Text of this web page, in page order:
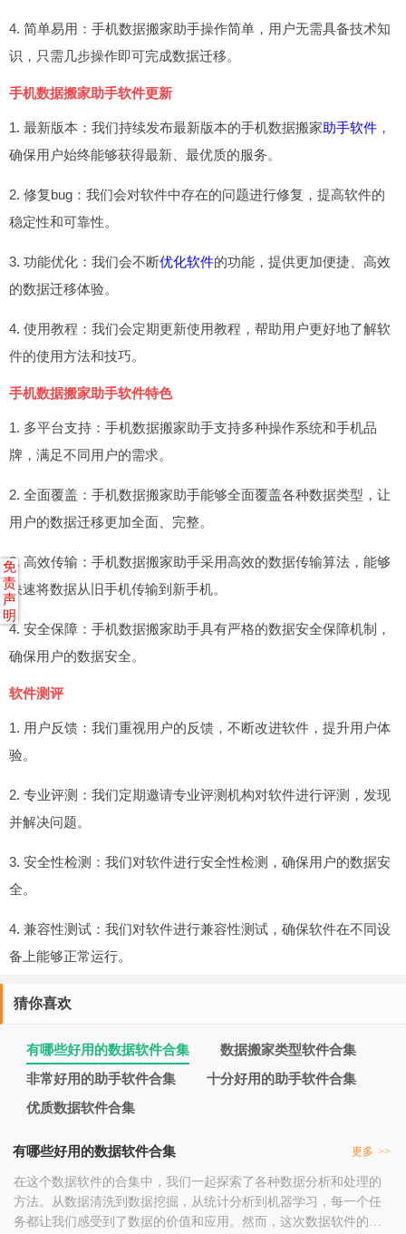
4. 简单易用：手机数据搬家助手操作简单，用户无需具备技术知
识，只需几步操作即可完成数据迁移。
手机数据搬家助手软件更新
1. 最新版本：我们持续发布最新版本的手机数据搬家助手软件 ，
确保用户始终能够获得最新、最优质的服务。
2. 修复bug：我们会对软件中存在的问题进行修复，提高软件的
稳定性和可靠性。
3. 功能优化：我们会不断优化软件的功能，提供更加便捷、高效
的数据迁移体验。
4. 使用教程：我们会定期更新使用教程，帮助用户更好地了解软
件的使用方法和技巧。
手机数据搬家助手软件特色
1. 多平台支持：手机数据搬家助手支持多种操作系统和手机品
牌，满足不同用户的需求。
2. 全面覆盖：手机数据搬家助手能够全面覆盖各种数据类型，让
用户的数据迁移更加全面、完整。
3. 高效传输：手机数据搬家助手采用高效的数据传输算法，能够
快速将数据从旧手机传输到新手机。
4. 安全保障：手机数据搬家助手具有严格的数据安全保障机制，
确保用户的数据安全。
软件测评
1. 用户反馈：我们重视用户的反馈，不断改进软件，提升用户体
验。
2. 专业评测：我们定期邀请专业评测机构对软件进行评测，发现
并解决问题。
3. 安全性检测：我们对软件进行安全性检测，确保用户的数据安
全。
4. 兼容性测试：我们对软件进行兼容性测试，确保软件在不同设
备上能够正常运行。
猜你喜欢
有哪些好用的数据软件合集
数据搬家类型软件合集
非常好用的助手软件合集
十分好用的助手软件合集
优质数据软件合集
有哪些好用的数据软件合集 更多 >>
在这个数据软件的合集中，我们一起探索了各种数据分析和处理的
方法。从数据清洗到数据挖掘，从统计分析到机器学习，每一个任
务都让我们感受到了数据的价值和应用。然而，这次数据软件的合
免
责
声
明